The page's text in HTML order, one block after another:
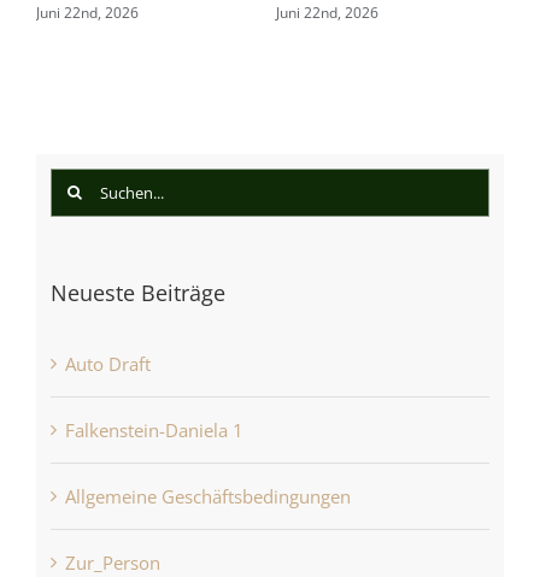
Juni 22nd, 2026 Juni 22nd, 2026
Suche
Neueste Beiträge
Auto Draft
Falkenstein-Daniela 1
Allgemeine Geschäftsbedingungen
Zur_Person